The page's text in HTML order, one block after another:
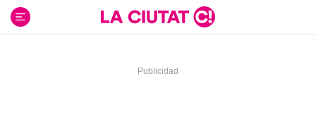
contenido